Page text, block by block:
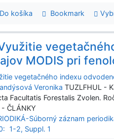
Do košíka Bookmark
MODIS pri
vegetačného indexu
Veronika TUZLFHUL -
Facultatis Forestalis Zvolen.
- ČLÁNKY
Súborný záznam
1-2, Suppl. 1